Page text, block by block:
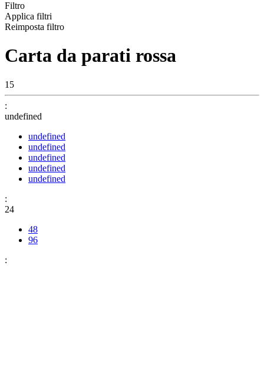
Filtro
Applica filtri
Reimposta filtro
Carta da parati rossa
15
:
undefined
undefined
undefined
undefined
undefined
undefined
:
24
48
96
: